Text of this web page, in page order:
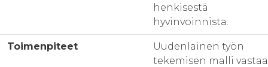
henkisestä
hyvinvoinnista.
Toimenpiteet
Uudenlainen työn
tekemisen malli vastaa